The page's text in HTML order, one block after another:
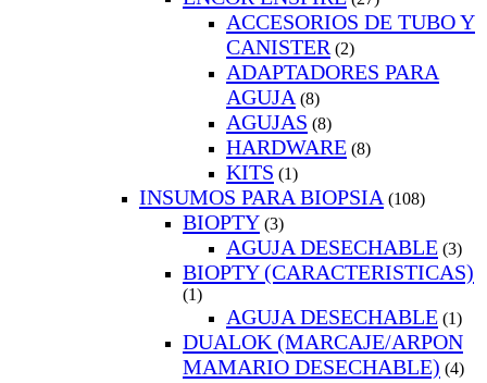
ACCESORIOS DE TUBO Y
CANISTER (2)
ADAPTADORES PARA
AGUJA (8)
AGUJAS (8)
HARDWARE (8)
KITS (1)
INSUMOS PARA BIOPSIA (108)
BIOPTY (3)
AGUJA DESECHABLE (3)
BIOPTY (CARACTERISTICAS)
(1)
AGUJA DESECHABLE (1)
DUALOK (MARCAJE/ARPON
MAMARIO DESECHABLE) (4)